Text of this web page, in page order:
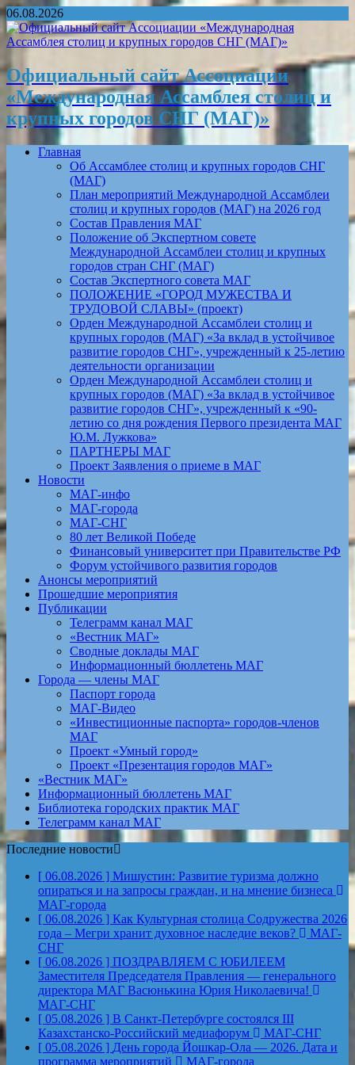
06.08.2026
Официальный сайт Ассоциации
«Международная Ассамблея столиц и
крупных городов СНГ (МАГ)»
Главная
Об Ассамблее столиц и крупных городов СНГ
(МАГ)
План мероприятий Международной Ассамблеи
столиц и крупных городов (МАГ) на 2026 год
Состав Правления МАГ
Положение об Экспертном совете
Международной Ассамблеи столиц и крупных
городов стран СНГ (МАГ)
Состав Экспертного совета МАГ
ПОЛОЖЕНИЕ «ГОРОД МУЖЕСТВА И
ТРУДОВОЙ СЛАВЫ» (проект)
Орден Международной Ассамблеи столиц и
крупных городов (МАГ) «За вклад в устойчивое
развитие городов СНГ», учрежденный к 25-летию
деятельности организации
Орден Международной Ассамблеи столиц и
крупных городов (МАГ) «За вклад в устойчивое
развитие городов СНГ», учрежденный к «90-
летию со дня рождения Первого президента МАГ
Ю.М. Лужкова»
ПАРТНЕРЫ МАГ
Проект Заявления о приеме в МАГ
Новости
МАГ-инфо
МАГ-города
МАГ-СНГ
80 лет Великой Победе
Финансовый университет при Правительстве РФ
Форум устойчивого развития городов
Анонсы мероприятий
Прошедшие мероприятия
Публикации
Телеграмм канал МАГ
«Вестник МАГ»
Сводные доклады МАГ
Информационный бюллетень МАГ
Города — члены МАГ
Паспорт города
МАГ-Видео
«Инвестиционные паспорта» городов-членов
МАГ
Проект «Умный город»
Проект «Презентация городов МАГ»
«Вестник МАГ»
Информационный бюллетень МАГ
Библиотека городских практик МАГ
Телеграмм канал МАГ
Последние новости
[ 06.08.2026 ] Мишустин: Развитие туризма должно
опираться и на запросы граждан, и на мнение бизнеса
МАГ-города
[ 06.08.2026 ] Как Культурная столица Содружества 2026
года – Мегри хранит духовное наследие веков?
МАГ-
СНГ
[ 06.08.2026 ] ПОЗДРАВЛЯЕМ С ЮБИЛЕЕМ
Заместителя Председателя Правления — генерального
директора МАГ Васюнькина Юрия Николаевича!
МАГ-СНГ
[ 05.08.2026 ] В Санкт-Петербурге состоялся III
Казахстанско-Российский медиафорум
МАГ-СНГ
[ 05.08.2026 ] День города Йошкар-Ола — 2026. Дата и
программа мероприятий
МАГ-города